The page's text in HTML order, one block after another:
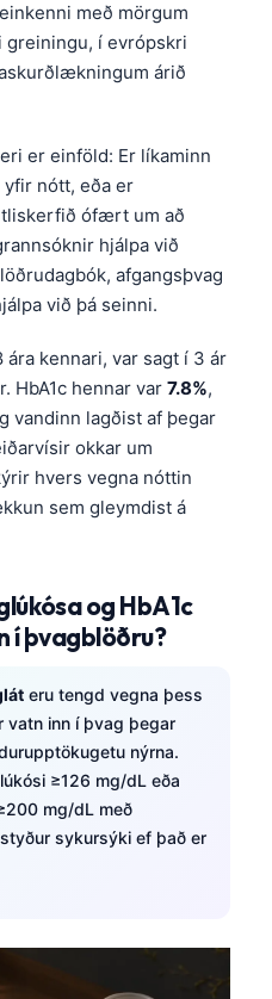
með mörgum
greiningu, í evrópskri
árið
er einföld: Er líkaminn
yfir nótt, eða er
ófært um að
hjálpa við
afgangsþvag
við þá seinni.
kennari, var sagt í 3 ár
hennar var 7.8%,
vandinn lagðist af þegar
okkar um
hvers vegna nóttin
sem gleymdist á
og HbA1c
í þvagblöðru?
eru tengd vegna þess
vatn inn í þvag þegar
nýrna.
≥126 mg/dL eða
mg/dL með
sykursýki ef það er